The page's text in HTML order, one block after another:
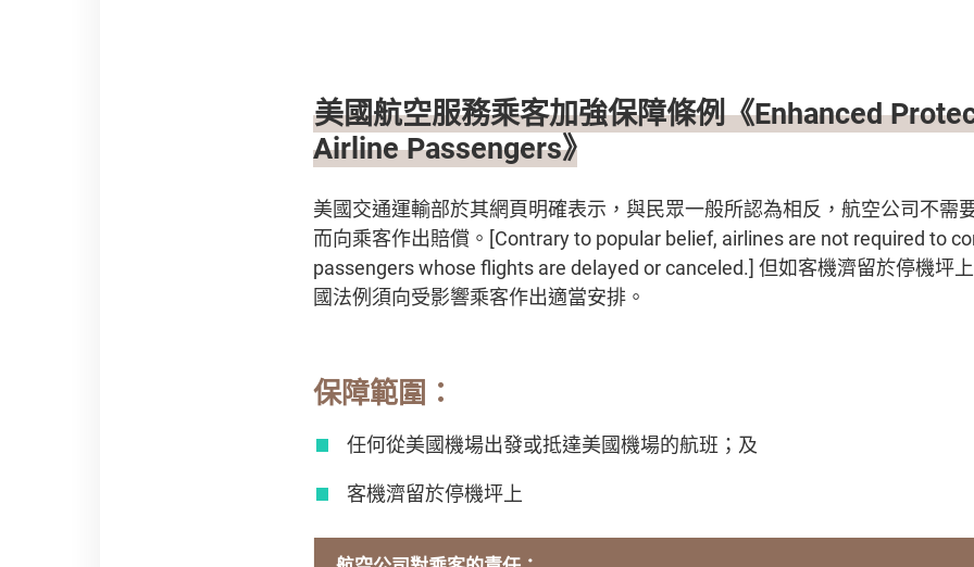
美國航空服務乘客加強保障條例《Enhanced
Airline Passengers》
美國交通運輸部於其網頁明確表示，與民眾一般所認為相反，航空公司不需
而向乘客作出賠償。[Contrary to popular belief, airlines are not required to
passengers whose flights are delayed or canceled.] 但如客機濟留於停機坪
國法例須向受影響乘客作出適當安排。
保障範圍：
任何從美國機場出發或抵達美國機場的航班；及
客機濟留於停機坪上